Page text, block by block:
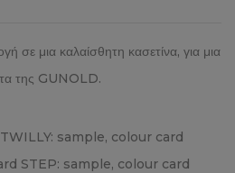
σε μια καλαίσθητη κασετίνα, για μια
της GUNOLD.
TWILLY: sample, colour card
STEP: sample, colour card